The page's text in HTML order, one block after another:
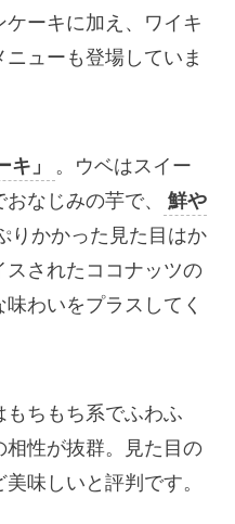
ーキに加え、ワイキ
ューも登場していま
キ」
。ウベはスイー
なじみの芋で、
鮮や
りかかった見た目はか
されたココナッツの
わいをプラスしてく
ちもち系でふわふ
性が抜群。見た目の
味しいと評判です。